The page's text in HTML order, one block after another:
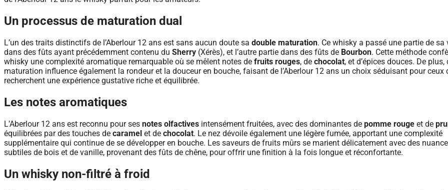
Un processus de maturation dual
L’un des traits distinctifs de l’Aberlour 12 ans est sans aucun doute sa double maturation. Ce whisky a passé une partie de sa
dans des fûts ayant précédemment contenu du Sherry (Xérès), et l’autre partie dans des fûts de Bourbon. Cette méthode
whisky une complexité aromatique remarquable où se mêlent notes de fruits rouges, de chocolat, et d’épices douces. De plus,
maturation influence également la rondeur et la douceur en bouche, faisant de l’Aberlour 12 ans un choix séduisant pour ceux
recherchent une expérience gustative riche et équilibrée.
Les notes aromatiques
L’Aberlour 12 ans est reconnu pour ses notes olfactives intensément fruitées, avec des dominantes de pomme rouge et de
équilibrées par des touches de caramel et de chocolat. Le nez dévoile également une légère fumée, apportant une complexité
supplémentaire qui continue de se développer en bouche. Les saveurs de fruits mûrs se marient délicatement avec des
subtiles de bois et de vanille, provenant des fûts de chêne, pour offrir une finition à la fois longue et réconfortante.
Un whisky non-filtré à froid